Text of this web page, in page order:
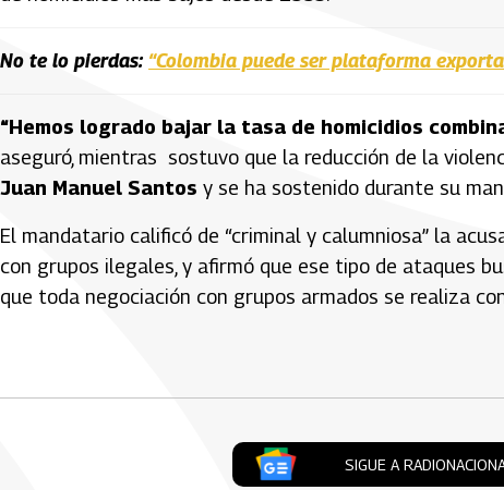
No te lo pierdas: “Colombia puede ser plataforma
“Hemos logrado bajar la tasa de homicidios
aseguró, mientras sostuvo que la reducción de la
Juan Manuel Santos y se ha sostenido durante su
El mandatario calificó de “criminal y calumniosa” la
con grupos ilegales, y afirmó que ese tipo de ataques
que toda negociación con grupos armados se realiza
SIGUE A